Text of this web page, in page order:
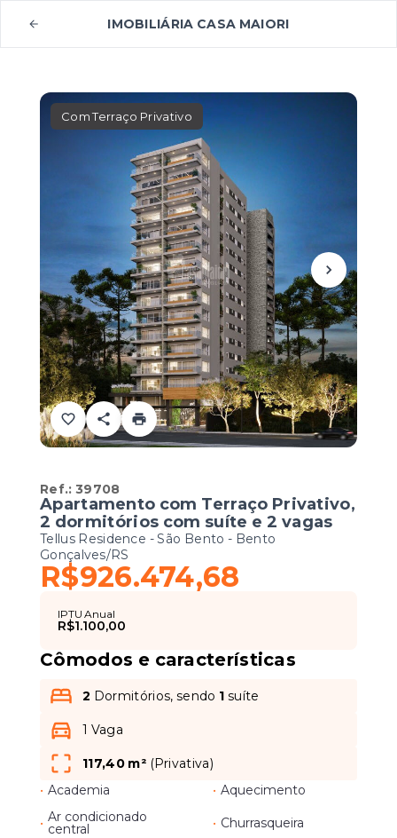
IMOBILIÁRIA CASA MAIORI
Com Terraço Privativo
Ref.:39708
Apartamento com Terraço Privativo,
2 dormitórios com suíte e 2 vagas
Tellus Residence -São Bento - Bento
Gonçalves/RS
R$926.474,68
IPTU Anual
R$1.100,00
Cômodos e características
2 Dormitórios, sendo 1 suíte
1 Vaga
117,40 m² (Privativa)
• Academia • Aquecimento
• Ar condicionado
central • Churrasqueira